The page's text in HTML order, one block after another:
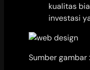
kualitas
investasi
Sumber